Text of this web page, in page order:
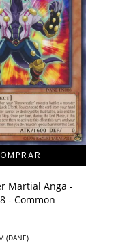
Martial Anga -
- Common
(DANE)